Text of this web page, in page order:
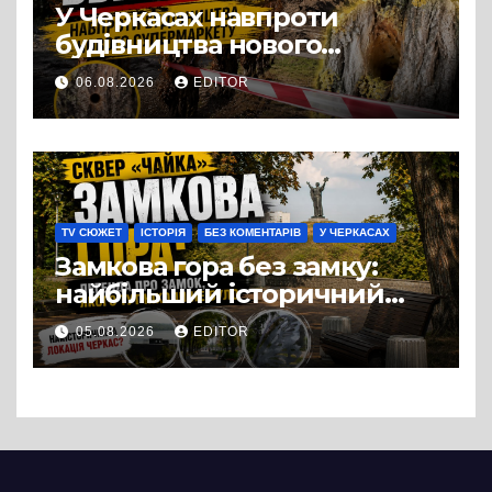
У Черкасах навпроти
будівництва нового
супермаркету VARUS на
проспекті Перемоги всохли
дерева. І це навряд чи
можна назвати
випадковістю
06.08.2026 EDITOR
TV СЮЖЕТ ІСТОРІЯ БЕЗ КОМЕНТАРІВ У ЧЕРКАСАХ
Замкова гора без замку:
найбільший історичний
міф Черкас
05.08.2026 EDITOR